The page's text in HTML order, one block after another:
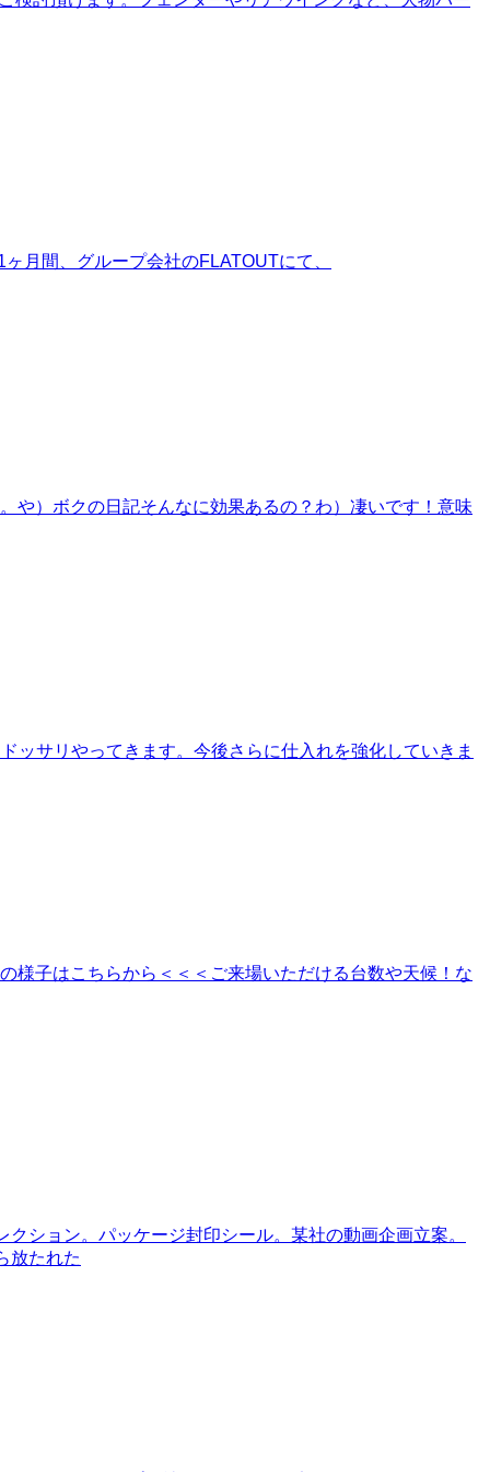
月間、グループ会社のFLATOUTにて、
や）ボクの日記そんなに効果あるの？わ）凄いです！意味
ッサリやってきます。今後さらに仕入れを強化していきま
様子はこちらから＜＜＜ご来場いただける台数や天候！な
ション。パッケージ封印シール。某社の動画企画立案。
放たれた